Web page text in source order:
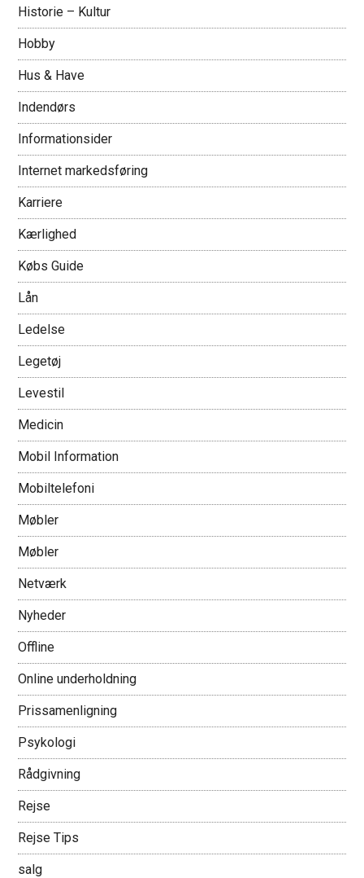
Historie – Kultur
Hobby
Hus & Have
Indendørs
Informationsider
Internet markedsføring
Karriere
Kærlighed
Købs Guide
Lån
Ledelse
Legetøj
Levestil
Medicin
Mobil Information
Mobiltelefoni
Møbler
Møbler
Netværk
Nyheder
Offline
Online underholdning
Prissamenligning
Psykologi
Rådgivning
Rejse
Rejse Tips
salg